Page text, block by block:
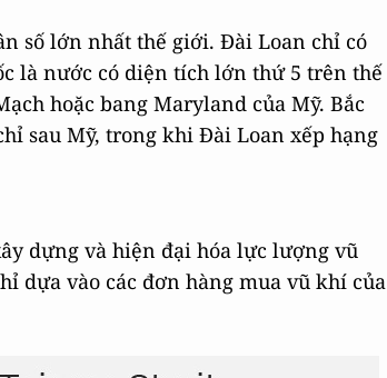
số lớn nhất thế giới. Đài Loan chỉ có
là nước có diện tích lớn thứ 5 trên thế
hoặc bang Maryland của Mỹ. Bắc
sau Mỹ, trong khi Đài Loan xếp hạng
dựng và hiện đại hóa lực lượng vũ
dựa vào các đơn hàng mua vũ khí của